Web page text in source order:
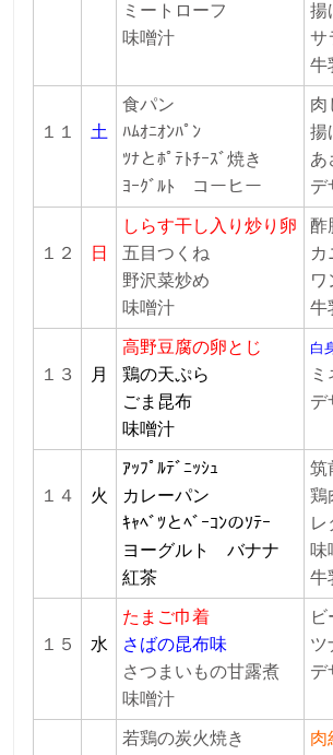
ミートローフ
味噌汁
揚
サ
１１ 土
食パン
ﾊﾑｵﾆｵﾝﾊﾟﾝ
ﾂﾅとﾎﾟﾃﾄﾁｰｽﾞ焼き
ﾖｰｸﾞﾙﾄ コーヒー
肉
揚
あ
デ
１２ 日
しらす干し入り炒り卵
五目つくね
野沢菜炒め
味噌汁
酢
カ
ワ
牛
１３ 月
高野豆腐の卵とじ
鶏の天ぷら
ごま昆布
味噌汁
白
デ
１４ 火
ｱｯﾌﾟﾙﾃﾞﾆｯｼｭ
カレーパン
ｷｬﾍﾞﾂとﾍﾞｰｺﾝのｿﾃｰ
ヨーグルト バナナ
紅茶
筑
鶏
レ
味
牛
１５ 水
たまご巾着
さばの昆布味
さつまいもの甘露煮
味噌汁
ツ
デ
若鶏の炭火焼き
肉